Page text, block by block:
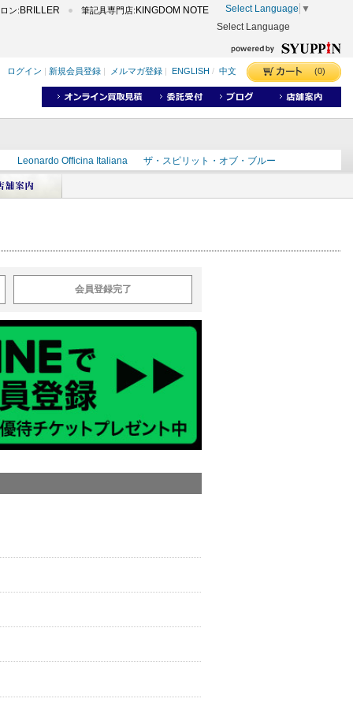
ン: BRILLER 筆記具専門店: KINGDOM NOTE Select Language ▼
Select Language
ログイン 新規会員登録 メルマガ登録 ENGLISH / 中文 (0)
Leonardo Officina Italiana
ザ・スピリット・オブ・ブルー
ラインD
ズ カヴゼットインク スーベレーン
モンブラン
会員登録完了